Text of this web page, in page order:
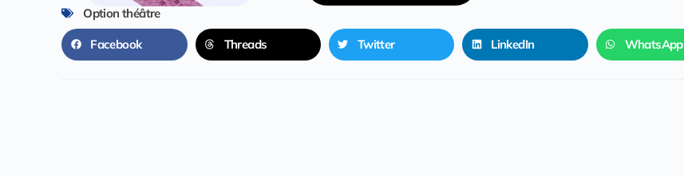
Option théâtre
Facebook Threads Twitter LinkedIn WhatsApp